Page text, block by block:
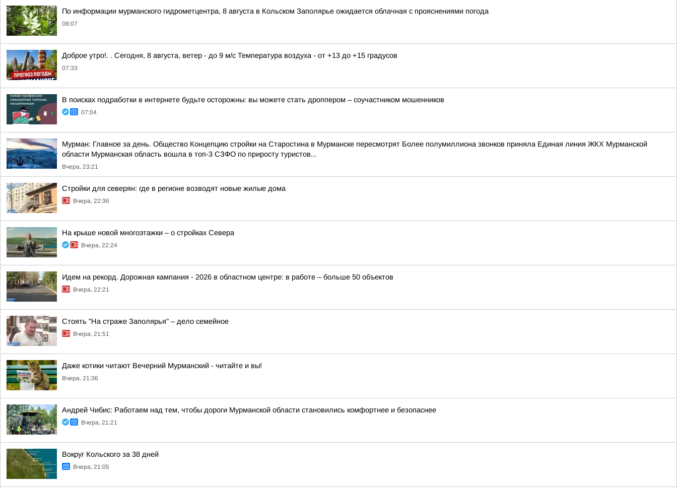
По информации мурманского гидрометцентра, 8 августа в Кольском Заполярье ожидается облачная с прояснениями погода
08:07
Доброе утро!. . Сегодня, 8 августа, ветер - до 9 м/с Температура воздуха - от +13 до +15 градусов
07:33
В поисках подработки в интернете будьте осторожны: вы можете стать дроппером – соучастником мошенников
07:04
Мурман: Главное за день. Общество Концепцию стройки на Старостина в Мурманске пересмотрят Более полумиллиона звонков приняла Единая линия ЖКХ Мурманской
области Мурманская область вошла в топ-3 СЗФО по приросту туристов...
Вчера, 23:21
Стройки для северян: где в регионе возводят новые жилые дома
Вчера, 22:36
На крыше новой многоэтажки – о стройках Севера
Вчера, 22:24
Идем на рекорд. Дорожная кампания - 2026 в областном центре: в работе – больше 50 объектов
Вчера, 22:21
Стоять "На страже Заполярья" – дело семейное
Вчера, 21:51
Даже котики читают Вечерний Мурманский - читайте и вы!
Вчера, 21:36
Андрей Чибис: Работаем над тем, чтобы дороги Мурманской области становились комфортнее и безопаснее
Вчера, 21:21
Вокруг Кольского за 38 дней
Вчера, 21:05